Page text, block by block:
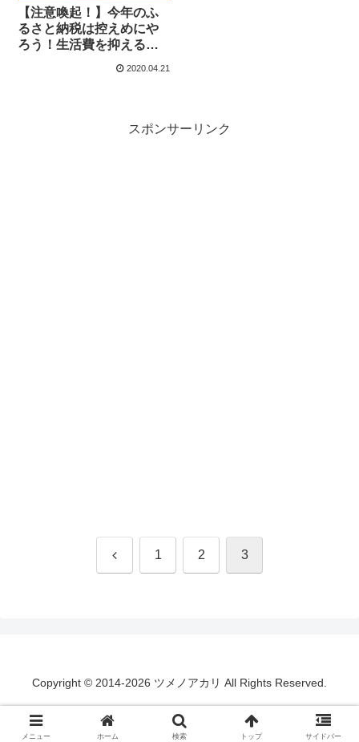
【注意喚起！】今年のふ
るさと納税は控えめにや
ろう！生活費を抑えるこ
健康を意識しよう！
2020.04.21
スポンサーリンク
前 1 2 3
Copyright © 2014-2026 ツメノアカリ All Rights Reserved.
メニュー ホーム 検索 トップ サイドバー